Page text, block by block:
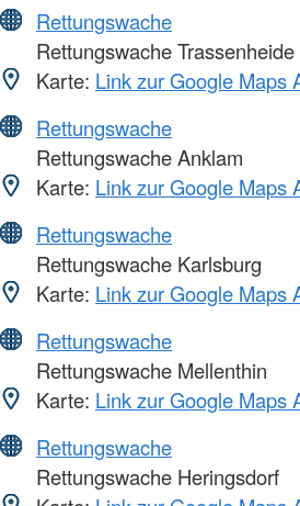
Rettungswache
Rettungswache Trassenheide
Karte: Link zur Google Maps
Rettungswache
Rettungswache Anklam
Karte: Link zur Google Maps
Rettungswache
Rettungswache Karlsburg
Karte: Link zur Google Maps
Rettungswache
Rettungswache Mellenthin
Karte: Link zur Google Maps
Rettungswache
Rettungswache Heringsdorf